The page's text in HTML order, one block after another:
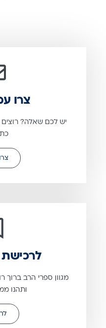
צרו
יש לכם שאלה?
מגוון ספרי הרב ברוך
ותהנו